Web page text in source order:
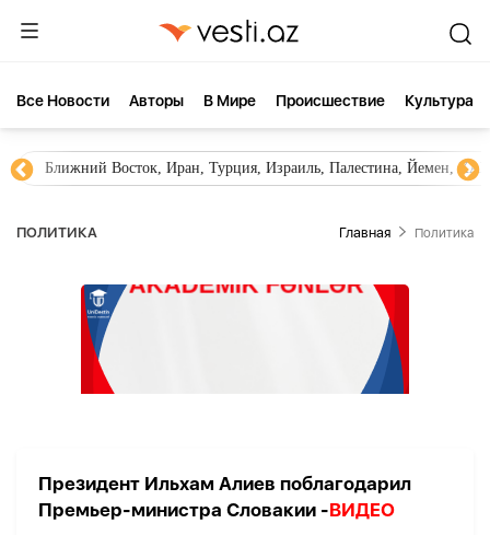
Все Новости Aвторы В Мире Происшествие Культура
Ближний Восток, Иран, Турция, Израиль, Палестина, Йемен,
ПОЛИТИКА Главная Политика
Президент Ильхам Алиев поблагодарил
Премьер-министра Словакии -ВИДЕО